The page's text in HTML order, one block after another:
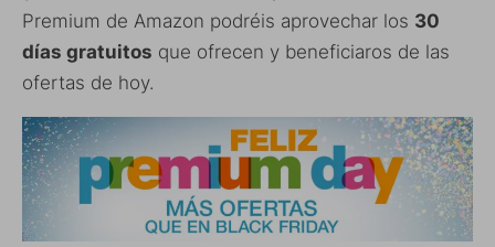
Premium de Amazon podréis aprovechar los 30
días gratuitos que ofrecen y beneficiaros de las
ofertas de hoy.